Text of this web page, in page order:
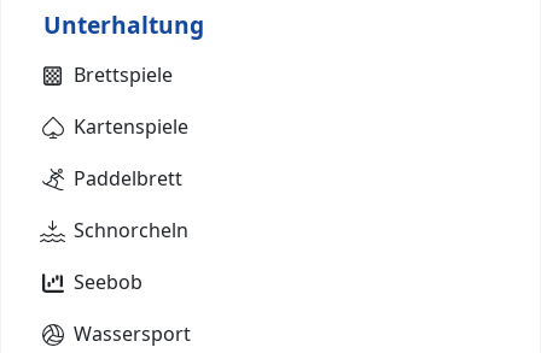
Unterhaltung
Brettspiele
Kartenspiele
Paddelbrett
Schnorcheln
Seebob
Wassersport